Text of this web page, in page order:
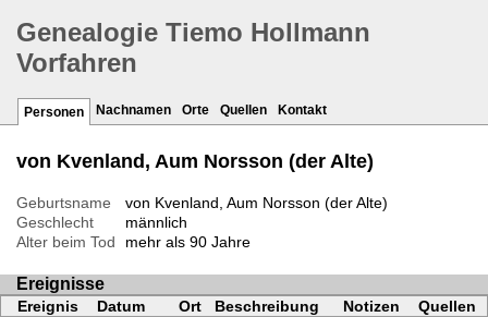
Genealogie Tiemo Hollmann
Vorfahren
Personen Nachnamen Orte Quellen Kontakt
von Kvenland, Aum Norsson (der Alte)
Geburtsname
von Kvenland, Aum Norsson (der Alte)
Geschlecht
männlich
Alter beim Tod
mehr als 90 Jahre
Ereignisse
Ereignis Datum Ort Beschreibung Notizen
Quellen